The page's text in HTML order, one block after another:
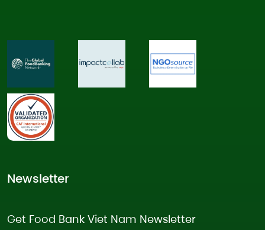
Newsletter
Get Food Bank Viet Nam Newsletter